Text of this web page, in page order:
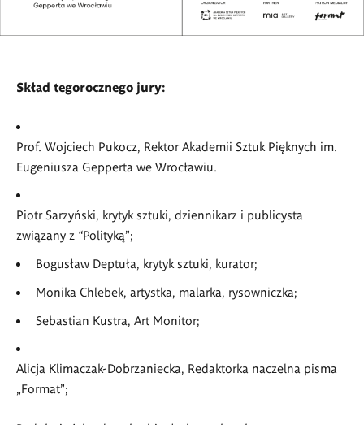
Skład tegorocznego jury:
Prof. Wojciech Pukocz, Rektor Akademii Sztuk Pięknych im.
Eugeniusza Gepperta we Wrocławiu.
Piotr Sarzyński, krytyk sztuki, dziennikarz i publicysta
związany z “Polityką”;
Bogusław Deptuła, krytyk sztuki, kurator;
Monika Chlebek, artystka, malarka, rysowniczka;
Sebastian Kustra, Art Monitor;
Alicja Klimaczak-Dobrzaniecka, Redaktorka naczelna pisma
„Format”;